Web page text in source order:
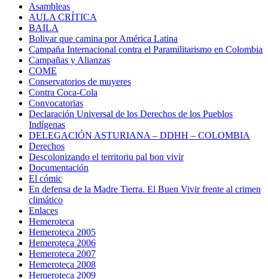
Asambleas
AULA CRÍTICA
BAILA
Bolivar que camina por América Latina
Campaña Internacional contra el Paramilitarismo en Colombia
Campañas y Alianzas
COME
Conservatorios de muyeres
Contra Coca-Cola
Convocatorias
Declaración Universal de los Derechos de los Pueblos
Indígenas
DELEGACIÓN ASTURIANA – DDHH – COLOMBIA
Derechos
Descolonizando el territoriu pal bon vivir
Documentación
El cómic
En defensa de la Madre Tierra. El Buen Vivir frente al crimen
climático
Enlaces
Hemeroteca
Hemeroteca 2005
Hemeroteca 2006
Hemeroteca 2007
Hemeroteca 2008
Hemeroteca 2009